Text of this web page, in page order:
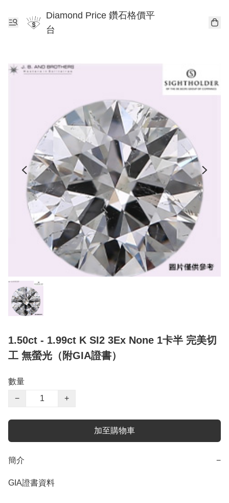
Diamond Price 鑽石格價平
台
1.50ct - 1.99ct K SI2 3Ex None 1卡半 完美切
工 無螢光（附GIA證書）
數量
−
+
加至購物車
簡介 −
GIA證書資料